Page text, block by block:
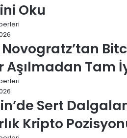
Oku
Aşılmadan Tam
Sert
Kripto